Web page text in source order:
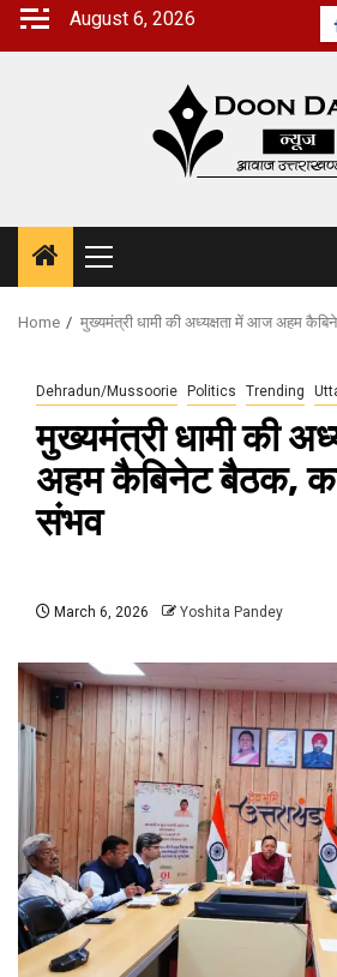
Skip
August 6, 2026
Primary
Menu
Home मुख्यमंत्री धामी की अध्यक्षता में आज अहम
Dehradun/Mussoorie Politics Trending
मुख्यमंत्री धामी की
अहम कैबिनेट बैठक,
संभव
March 6, 2026 Yoshita Pandey